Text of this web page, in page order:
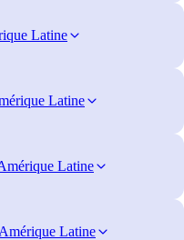
Latine
Latine
Latine
Latine